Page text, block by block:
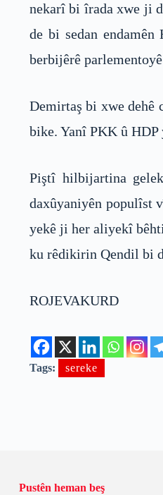
nekarî bi îrada xwe ji
de bi sedan
berbijêrê
Demirtaş bi xwe dehê
bike. Yanî PKK û HDP
Piştî hilbijartina
daxûyaniyên populîst
yekê ji her aliyekî
ku rêdikirin Qendil bi
ROJEVAKURD
Tags: sereke
Pustên heman beş